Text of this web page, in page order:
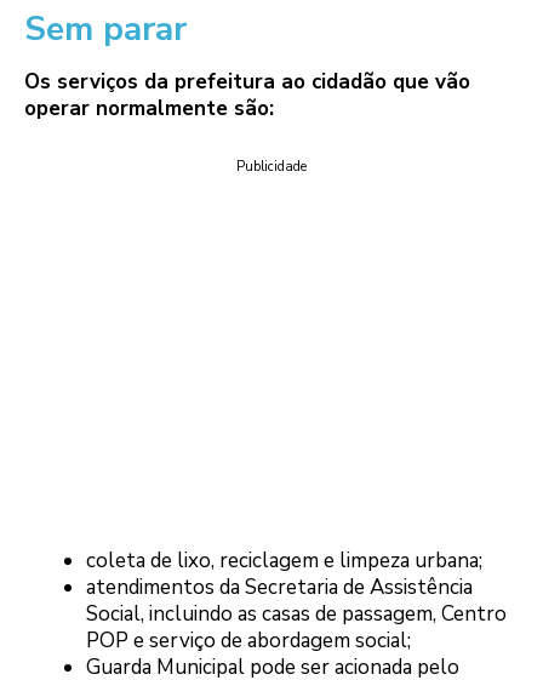
Sem parar
Os serviços da prefeitura ao cidadão que vão
operar normalmente são:
Publicidade
coleta de lixo, reciclagem e limpeza urbana;
atendimentos da Secretaria de Assistência
Social, incluindo as casas de passagem, Centro
POP e serviço de abordagem social;
Guarda Municipal pode ser acionada pelo